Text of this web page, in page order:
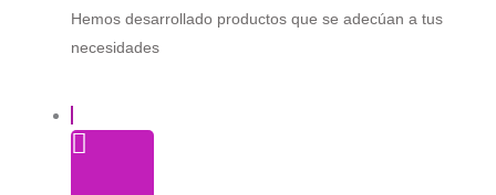
Hemos desarrollado productos que se adecúan a tus
necesidades